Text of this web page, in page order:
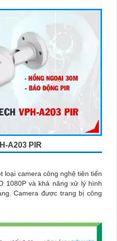
A203 PIR
loại camera công nghệ tiên tiến
1080P và khả năng xử lý hình
công